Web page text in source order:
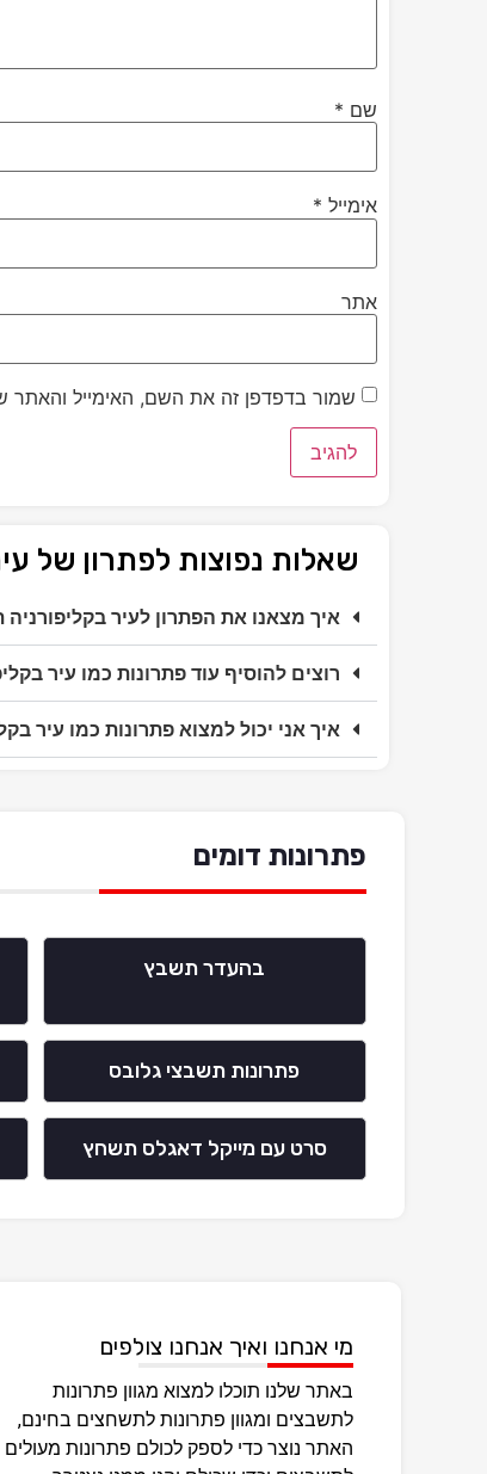
שם *
אימייל *
אתר
שמור בדפדפן זה את השם, האימייל והאתר
שאלות נפוצות לפתרון של
איך מצאנו את הפתרון לעיר
רוצים להוסיף עוד פתרונות כמו עיר
איך אני יכול למצוא פתרונות כמו עיר
פתרונות דומים
בהעדר תשבץ
פתרונות תשבצי גלובס
סרט עם מייקל דאגלס תשחץ
מי אנחנו ואיך אנחנו צולפים
באתר שלנו תוכלו למצוא מגוון פתרונות
לתשבצים ומגוון פתרונות לתשחצים בחינם,
האתר נוצר כדי לספק לכולם פתרונות מעולים